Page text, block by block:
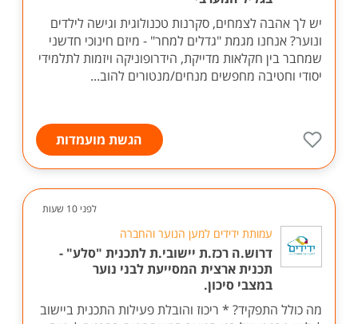
יש לך אהבה לצמחים, סקרנות טכנולוגית וגישה לילדים
ונוער? אנחנו מגמת "גדלים למחר" - מיזם חינוכי חדשני
שמחבר בין חקלאות מדייקת, הידרופוניקה ויזמות לתלמידי
יסודי וחטיבה מחפשים מנחים/מנטורים להוב...
הגשת מועמדות
לפני 10 שעות
עמותת ידידים למען הנוער והחברה
דרוש.ה רכז.ת יישובי.ת לתכנית "סלע" -
תכנית ארצית המסייעת לבני נוער
במצבי סיכון.
מה כולל התפקיד? * ריכוז והובלת פעילות התכנית ביישוב